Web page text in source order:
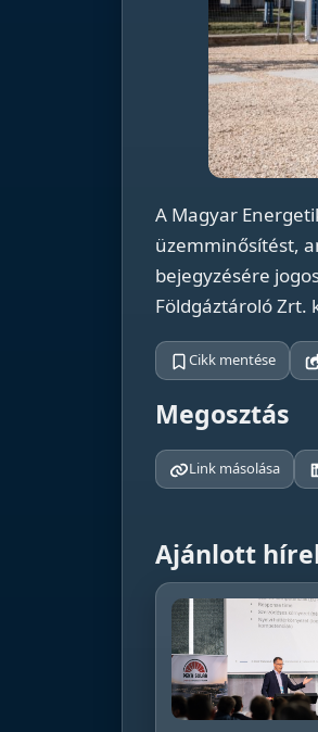
A Magyar
üzemminősítést,
bejegyzésére
Földgáztároló Zrt.
Cikk mentése
Megosztás
Link másolása
Ajánlott